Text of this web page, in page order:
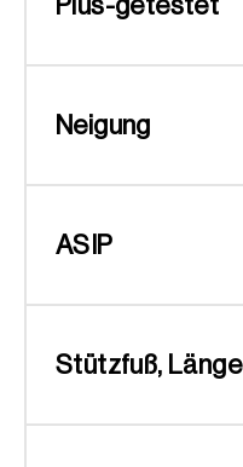
Neigung
ASIP
Stützfuß, Länge